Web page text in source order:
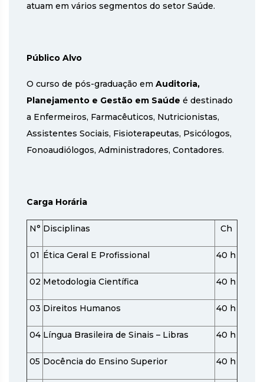
atuam em vários segmentos do setor Saúde.
Público Alvo
O curso de pós-graduação em Auditoria,
Planejamento e Gestão em Saúde é destinado
a Enfermeiros, Farmacêuticos, Nutricionistas,
Assistentes Sociais, Fisioterapeutas, Psicólogos,
Fonoaudiólogos, Administradores, Contadores.
Carga Horária
N° Disciplinas Ch
01 Ética Geral E Profissional 40 h
02 Metodologia Científica 40 h
03 Direitos Humanos 40 h
04 Língua Brasileira de Sinais – Libras 40 h
05 Docência do Ensino Superior 40 h